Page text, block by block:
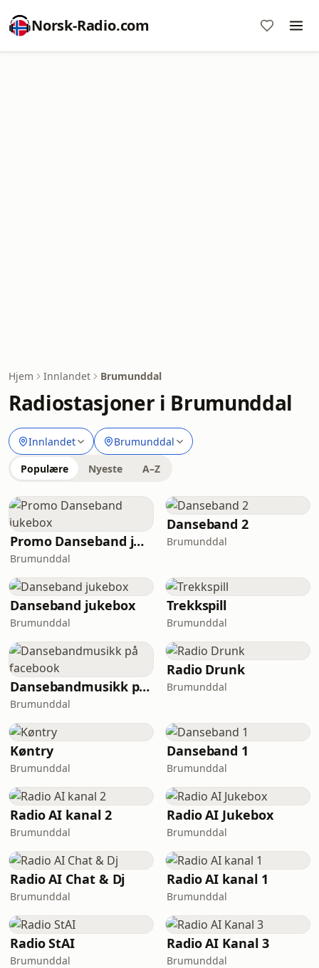
Norsk-Radio.com
Hjem Innlandet Brumunddal
Radiostasjoner i Brumunddal
Innlandet Brumunddal
Populære Nyeste A–Z
Promo Danseband jukebox
Brumunddal
Danseband 2
Brumunddal
Danseband jukebox
Brumunddal
Trekkspill
Brumunddal
Dansebandmusikk på facebook
Brumunddal
Radio Drunk
Brumunddal
Køntry
Brumunddal
Danseband 1
Brumunddal
Radio AI kanal 2
Brumunddal
Radio AI Jukebox
Brumunddal
Radio AI Chat & Dj
Brumunddal
Radio AI kanal 1
Brumunddal
Radio StAI
Brumunddal
Radio AI Kanal 3
Brumunddal